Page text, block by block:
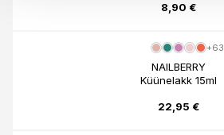
8,90 €
+63
NAILBERRY
Küünelakk 15ml
22,95 €